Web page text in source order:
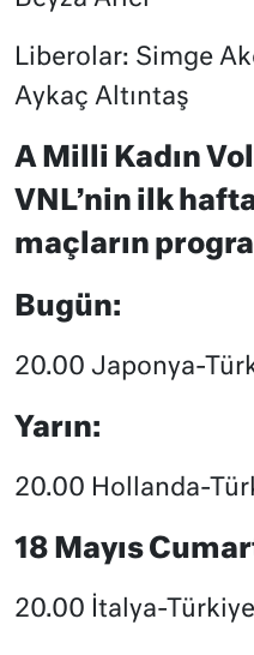
Liberolar: Simge
Aykaç Altıntaş
A Milli Kadın
VNL’nin ilk
maçların
Bugün:
20.00 Japonya-
Yarın:
20.00 Hollanda-
18 Mayıs
20.00 İtalya-Türkiye